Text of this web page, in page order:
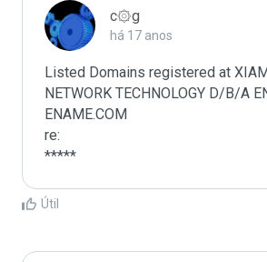
c۞g
há 17 anos
Listed Domains registered at
NETWORK TECHNOLOGY D/B/A
ENAME.COM
re:
*****
Útil